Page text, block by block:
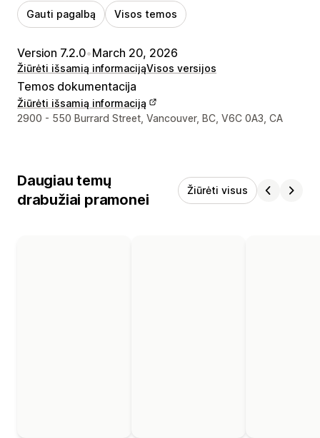
Gauti pagalbą Visos temos
Version 7.2.0•March 20, 2026
Žiūrėti išsamią informacijąVisos versijos
Temos dokumentacija
Žiūrėti išsamią informaciją
Kūrėjo kontaktiniai duomenys
2900 - 550 Burrard Street, Vancouver, BC, V6C 0A3, CA
Daugiau temų
drabužiai pramonei
Žiūrėti visus